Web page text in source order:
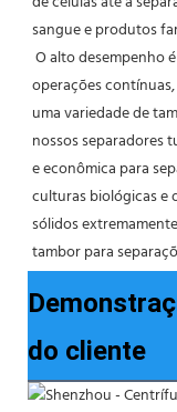
sangue e produtos
operações
uma variedade de
nossos separadores
e econômica para
culturas biológicas e
sólidos
tambor para
do cliente